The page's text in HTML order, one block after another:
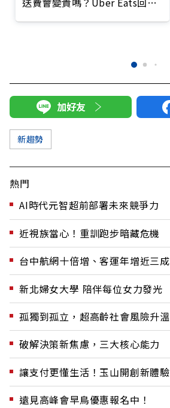
加好友
新趨勢
熱門
AI時代元智超前部署未來競爭力
近視族當心！重訓跑步暗藏危機
台中航網十倍增、客運年增近三成
新北婦女大學 陪伴每位女力發光
孤獨到孤立，超高齡社會風險升溫
破解決策新焦慮，三大核心能力
讓支付更懂生活！玉山開創新體驗
遠見高峰會早鳥優惠報名中！